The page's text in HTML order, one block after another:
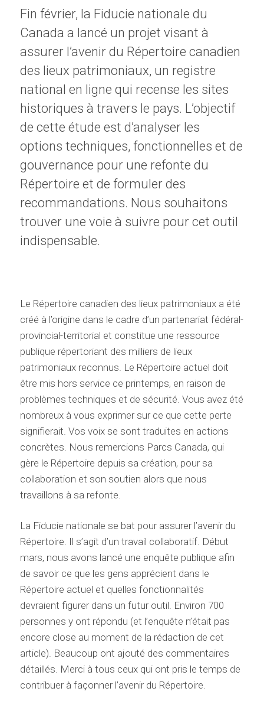
Fin février, la Fiducie nationale du
Canada a lancé un projet visant à
assurer l’avenir du Répertoire canadien
des lieux patrimoniaux, un registre
national en ligne qui recense les sites
historiques à travers le pays. L’objectif
de cette étude est d’analyser les
options techniques, fonctionnelles et de
gouvernance pour une refonte du
Répertoire et de formuler des
recommandations. Nous souhaitons
trouver une voie à suivre pour cet outil
indispensable.
Le Répertoire canadien des lieux patrimoniaux a été
créé à l’origine dans le cadre d’un partenariat fédéral-
provincial-territorial et constitue une ressource
publique répertoriant des milliers de lieux
patrimoniaux reconnus. Le Répertoire actuel doit
être mis hors service ce printemps, en raison de
problèmes techniques et de sécurité. Vous avez été
nombreux à vous exprimer sur ce que cette perte
signifierait. Vos voix se sont traduites en actions
concrètes. Nous remercions Parcs Canada, qui
gère le Répertoire depuis sa création, pour sa
collaboration et son soutien alors que nous
travaillons à sa refonte.
La Fiducie nationale se bat pour assurer l’avenir du
Répertoire. Il s’agit d’un travail collaboratif. Début
mars, nous avons lancé une enquête publique afin
de savoir ce que les gens apprécient dans le
Répertoire actuel et quelles fonctionnalités
devraient figurer dans un futur outil. Environ 700
personnes y ont répondu (et l’enquête n’était pas
encore close au moment de la rédaction de cet
article). Beaucoup ont ajouté des commentaires
détaillés. Merci à tous ceux qui ont pris le temps de
contribuer à façonner l’avenir du Répertoire.